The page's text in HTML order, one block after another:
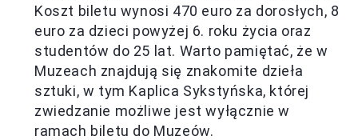
Koszt biletu wynosi 470 euro za dorosłych, 8
euro za dzieci powyżej 6. roku życia oraz
studentów do 25 lat. Warto pamiętać, że w
Muzeach znajdują się znakomite dzieła
sztuki, w tym Kaplica Sykstyńska, której
zwiedzanie możliwe jest wyłącznie w
ramach biletu do Muzeów.